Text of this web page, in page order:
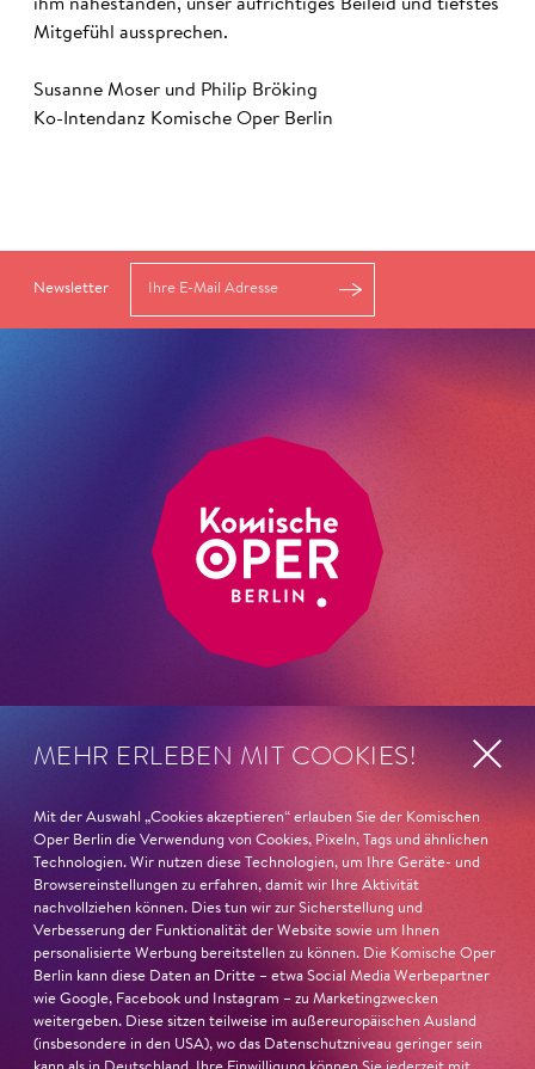
ihm nahestanden, unser aufrichtiges Beileid und tiefstes
Mitgefühl aussprechen.
Susanne Moser und Philip Bröking
Ko-Intendanz Komische Oper Berlin
Newsletter
Komische Oper Berlin
@Schillertheater
Bismarckstraße 110
10625 Berlin
TELEFONSERVICE
+49(0)30 47 99 74 00
Datenschutz
AGB
Kontakt
Presse
Barrierefreiheitserklärung
MEHR ERLEBEN MIT COOKIES!
Mit der Auswahl „Cookies akzeptieren“ erlauben Sie der Komischen
Oper Berlin die Verwendung von Cookies, Pixeln, Tags und ähnlichen
Technologien. Wir nutzen diese Technologien, um Ihre Geräte- und
Browsereinstellungen zu erfahren, damit wir Ihre Aktivität
nachvollziehen können. Dies tun wir zur Sicherstellung und
Verbesserung der Funktionalität der Website sowie um Ihnen
personalisierte Werbung bereitstellen zu können. Die Komische Oper
Berlin kann diese Daten an Dritte – etwa Social Media Werbepartner
wie Google, Facebook und Instagram – zu Marketingzwecken
weitergeben. Diese sitzen teilweise im außereuropäischen Ausland
(insbesondere in den USA), wo das Datenschutzniveau geringer sein